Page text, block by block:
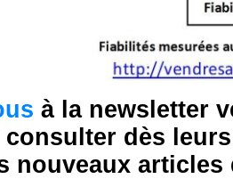
à la newsletter
dès leurs
nouveaux articles